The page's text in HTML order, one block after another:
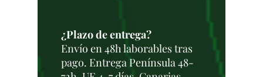
¿Plazo de entrega?
Envío en 48h laborables tras
pago. Entrega Península 48-